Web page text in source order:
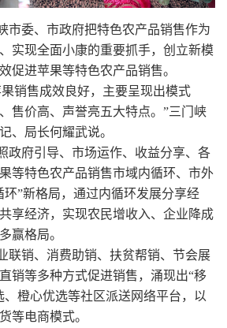
委、市政府把特色农产品销售作为
实现全面小康的重要抓手，创立新模
促进苹果等特色农产品销售。
销售成效良好，主要呈现出模式
售价高、声誉亮五大特点。”三门峡
、局长何耀武说。
府引导、市场运作、收益分享、各
等特色农产品销售市域内循环、市外
环”新格局，通过内循环发展分享经
享经济，实现农民增收入、企业降成
赢格局。
销、消费助销、扶贫帮销、节会展
销等多种方式促进销售，涌现出“移
、橙心优选等社区派送网络平台，以
等电商模式。